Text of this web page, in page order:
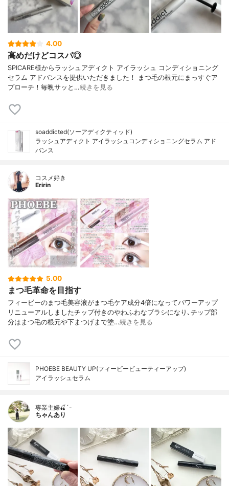
4.00
高めだけどコスパ◎
SPICARE様からラッシュアディクト アイラッシュ コンディショニング
セラム アドバンスを提供いただきました！ まつ毛の根元にまっすぐア
プローチ！毎晩サッと…続きを見る
soaddicted(ソーアディクティッド)
ラッシュアディクト アイラッシュコンディショニングセラム アド
バンス
コスメ好き
Eririn
5.00
まつ毛革命を目指す
フィービーのまつ毛美容液がまつ毛ケア成分4倍になってパワーアップ
リニューアルしましたチップ付きのやわふわなブラシになり､チップ部
分はまつ毛の根元や下まつげまで塗…続きを見る
PHOEBE BEAUTY UP(フィービービューティーアップ)
アイラッシュセラム
専業主婦🍒´-
ちゃんあり